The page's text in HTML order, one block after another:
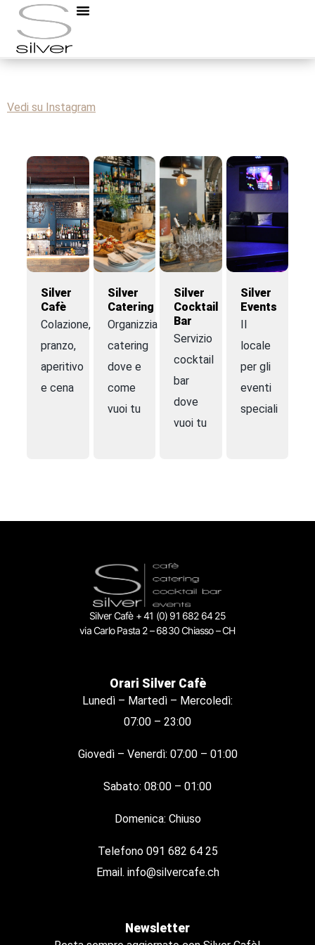
Una felice Pasqua a tutti!!
#silver #ticino #resturants #swiss
Vedi su Instagram
Silver
Cafè
Colazione,
pranzo,
aperitivo
e cena
Silver
Catering
Organizziamo
catering
dove e
come
vuoi tu
Silver
Cocktail
Bar
Servizio
cocktail
bar
dove
vuoi tu
Silver
Events
Il
locale
per gli
eventi
speciali
Silver Cafè + 41 (0) 91 682 64 25
via Carlo Pasta 2 – 6830 Chiasso – CH
Orari Silver Cafè
Lunedì – Martedì – Mercoledì:
07:00 – 23:00
Giovedì – Venerdì: 07:00 – 01:00
Sabato: 08:00 – 01:00
Domenica: Chiuso
Telefono 091 682 64 25
Email. info@silvercafe.ch
Newsletter